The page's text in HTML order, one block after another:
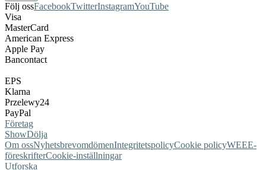
Följ ossFacebookTwitterInstagramYouTube
Visa
MasterCard
American Express
Apple Pay
Bancontact
EPS
Klarna
Przelewy24
PayPal
Företag
ShowDölja
Om ossNyhetsbrevomdömenIntegritetspolicyCookie policyWEEE-
föreskrifterCookie-inställningar
Utforska